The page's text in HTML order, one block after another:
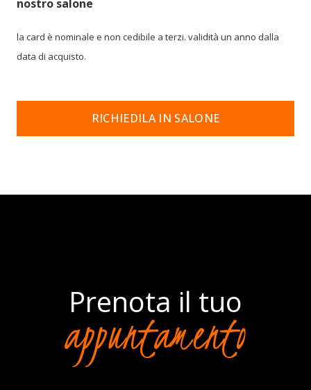
nostro salone
la card è nominale e non cedibile a terzi. validità un anno dalla
data di acquisto.
RICHIEDILA IN SALONE
Prenota il tuo
appuntamento